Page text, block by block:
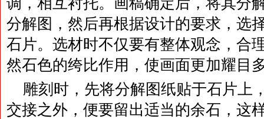
分解图，然后再根据设计的要求，选
石片。选材时不仅要有整体观念，合
然石色的绔比作用，使画面更加耀目
雕刻时，先将分解图纸贴于石片上
交接之外，便要留出适当的余石，这